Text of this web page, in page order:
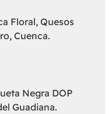
Floral, Quesos
Cuenca.
Negra DOP
Guadiana.